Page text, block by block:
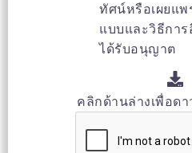
ทัศน์หรือเผยแพ
แบบและวิธีกา
ได้รับอนุญาต
คลิกด้านล่างเพื่อด